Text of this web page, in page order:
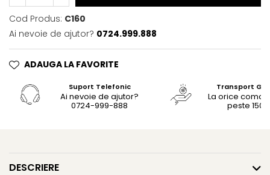
Cod Produs: C160
Ai nevoie de ajutor? 0724.999.888
ADAUGA LA FAVORITE
Suport Telefonic
Ai nevoie de ajutor?
0724-999-888
Transport
La orice
peste
DESCRIERE